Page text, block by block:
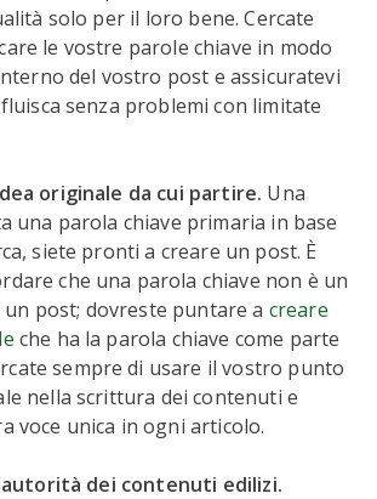
solo per il loro bene. Cercate
le vostre parole chiave in modo
del vostro post e assicuratevi
senza problemi con limitate
originale da cui partire. Una
una parola chiave primaria in base
siete pronti a creare un post. È
che una parola chiave non è un
post; dovreste puntare a creare
che ha la parola chiave come parte
sempre di usare il vostro punto
nella scrittura dei contenuti e
voce unica in ogni articolo.
dei contenuti edilizi.